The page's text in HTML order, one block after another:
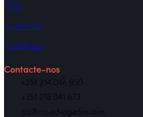
ESG
Sobre Nós
Contactos
Contacte-nos
+351 214 046 850
+351 218 041 673
crs@crs-advogados.com